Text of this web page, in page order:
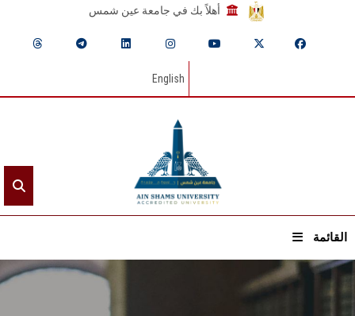
أهلاً بك في جامعة عين شمس
English
القائمة
الرئيسيـة